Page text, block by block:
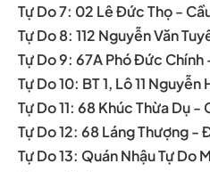
Tự Do 7: 02 Lê Đức Thọ -
Tự Do 8: 112 Nguyễn Văn
Tự Do 9: 67A Phó Đức Chính
Tự Do 10: BT 1, Lô 11
Tự Do 11: 68 Khúc Thừa Dụ -
Tự Do 12: 68 Láng Thượng -
Tự Do 13: Quán Nhậu Tự Do